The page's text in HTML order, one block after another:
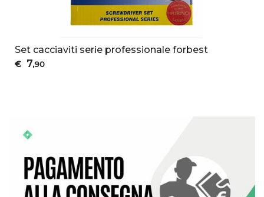
Set cacciaviti serie professionale forbest
€ 7,90